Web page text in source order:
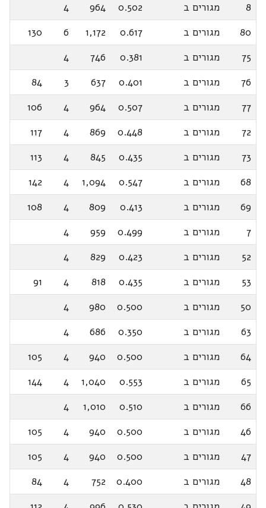
8
מגורים ב 0.502
964
4
80
מגורים ב 0.617
1,172
6
130
75
מגורים ב 0.381
746
4
76
מגורים ב 0.401
637
3
84
77
מגורים ב 0.507
964
4
106
72
מגורים ב 0.448
869
4
117
73
מגורים ב 0.435
845
4
113
68
מגורים ב 0.547
1,094
4
142
69
מגורים ב 0.413
809
4
108
7
מגורים ב 0.499
959
4
52
מגורים ב 0.423
829
4
53
מגורים ב 0.435
818
4
91
50
מגורים ב 0.500
980
4
63
מגורים ב 0.350
686
4
64
מגורים ב 0.500
940
4
105
65
מגורים ב 0.553
1,040
4
144
66
מגורים ב 0.510
1,010
4
46
מגורים ב 0.500
940
4
105
47
מגורים ב 0.500
940
4
105
48
מגורים ב 0.400
752
4
84